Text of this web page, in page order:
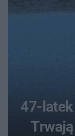
47-latek